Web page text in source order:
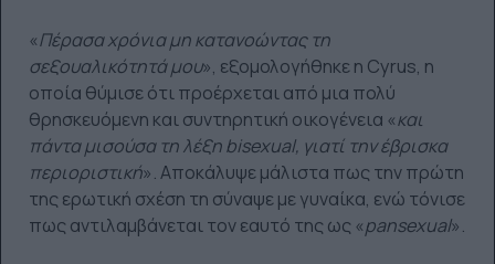
«Πέρασα χρόνια μη κατανοώντας τη
σεξουαλικότητά μου», εξομολογήθηκε η Cyrus, η
οποία θύμισε ότι προέρχεται από μια πολύ
θρησκευόμενη και συντηρητική οικογένεια «και
πάντα μισούσα τη λέξη bisexual, γιατί την έβρισκα
περιοριστική». Αποκάλυψε μάλιστα πως την πρώτη
της ερωτική σχέση τη σύναψε με γυναίκα, ενώ τόνισε
πως αντιλαμβάνεται τον εαυτό της ως «pansexual».